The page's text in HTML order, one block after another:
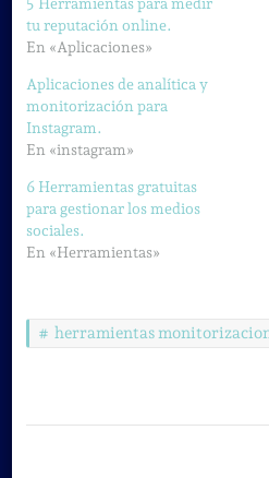
5 Herramientas para medir
tu reputación online.
En «Aplicaciones»
Aplicaciones de analítica y
monitorización para
Instagram.
En «instagram»
6 Herramientas gratuitas
para gestionar los medios
sociales.
En «Herramientas»
herramientas